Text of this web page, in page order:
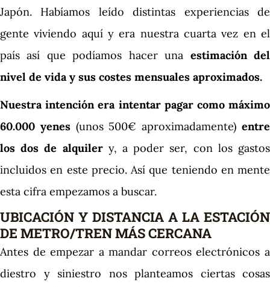
Japón. Habíamos leído distintas experiencias de
gente viviendo aquí y era nuestra cuarta vez en el
país así que podíamos hacer una estimación del
nivel de vida y sus costes mensuales aproximados.
Nuestra intención era intentar pagar como máximo
60.000 yenes(unos 500€ aproximadamente) entre
los dos de alquilery, a poder ser, con los gastos
incluidos en este precio. Así que teniendo en mente
esta cifra empezamos a buscar.
UBICACIÓN Y DISTANCIA A LA ESTACIÓN
DE METRO/TREN MÁS CERCANA
Antes de empezar a mandar correos electrónicos a
diestro y siniestro nos planteamos ciertas cosas